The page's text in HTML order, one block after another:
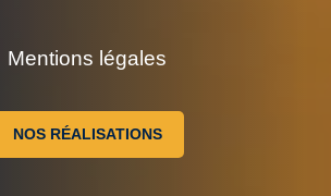
Mentions légales
NOS RÉALISATIONS